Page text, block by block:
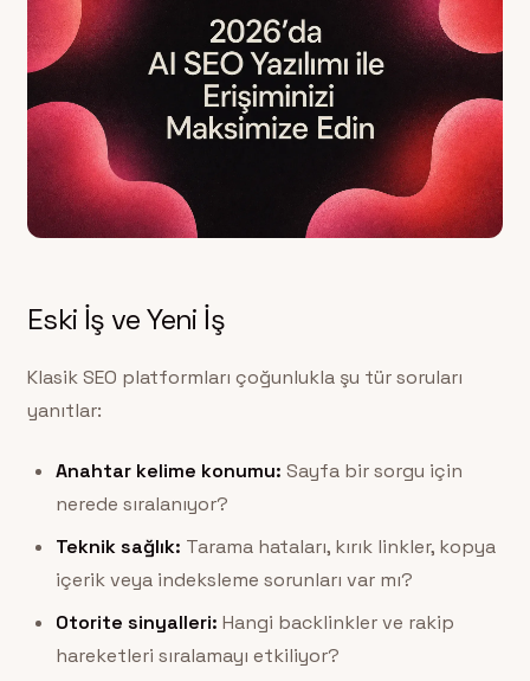
Eski İş ve Yeni İş
Klasik SEO platformları çoğunlukla şu tür soruları
yanıtlar:
Anahtar kelime konumu: Sayfa bir sorgu için
nerede sıralanıyor?
Teknik sağlık: Tarama hataları, kırık linkler, kopya
içerik veya indeksleme sorunları var mı?
Otorite sinyalleri: Hangi backlinkler ve rakip
hareketleri sıralamayı etkiliyor?